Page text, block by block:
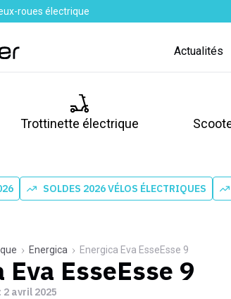
roues électrique
Actualités
Trottinette électrique
SOLDES 2026 VÉLOS ÉLECTRIQUES
Energica Energica Eva EsseEsse 9
Eva EsseEsse 9
2 avril 2025